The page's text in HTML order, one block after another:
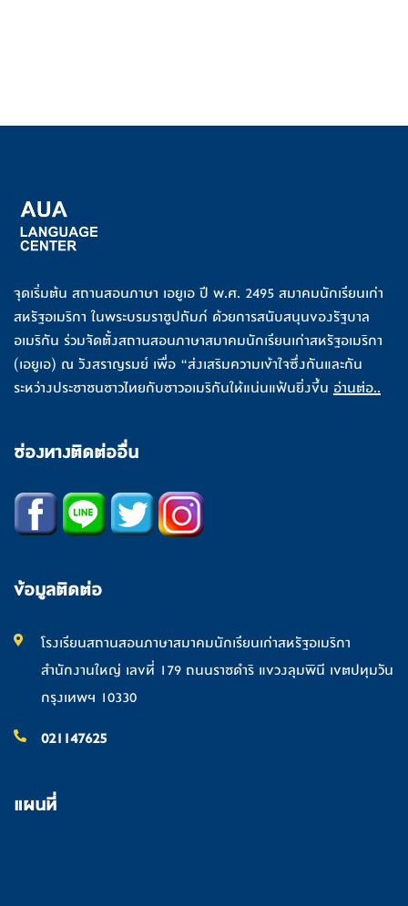
จุดเริ่มต้น สถานสอนภาษา เอยูเอ ปี พ.ศ. 2495 สมาคมนักเรียนเก่า
สหรัฐอเมริกา ในพระบรมราชูปถัมภ์ ด้วยการสนับสนุนของรัฐบาล
อเมริกัน ร่วมจัดตั้งสถานสอนภาษาสมาคมนักเรียนเก่าสหรัฐอเมริกา
(เอยูเอ) ณ วังสราญรมย์ เพื่อ “ส่งเสริมความเข้าใจซึ่งกันและกัน
ระหว่างประชาชนชาวไทยกับชาวอเมริกันให้แน่นแฟ้นยิ่งขึ้น อ่านต่อ..
ช่องทางติดต่ออื่น
ข้อมูลติดต่อ
โรงเรียนสถานสอนภาษาสมาคมนักเรียนเก่าสหรัฐอเมริกา
สำนักงานใหญ่ เลขที่ 179 ถนนราชดำริ แขวงลุมพินี เขตปทุมวัน
กรุงเทพฯ 10330
021147625
แผนที่